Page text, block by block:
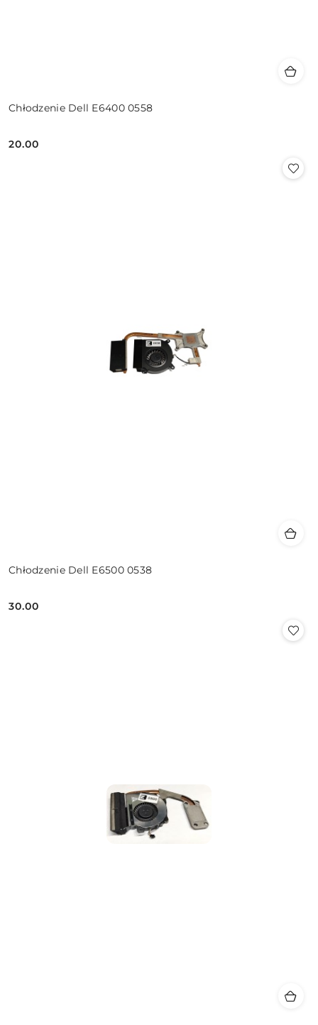
Chłodzenie Dell E6400 0558
Cena:
20.00
Chłodzenie Dell E6500 0538
Cena:
30.00